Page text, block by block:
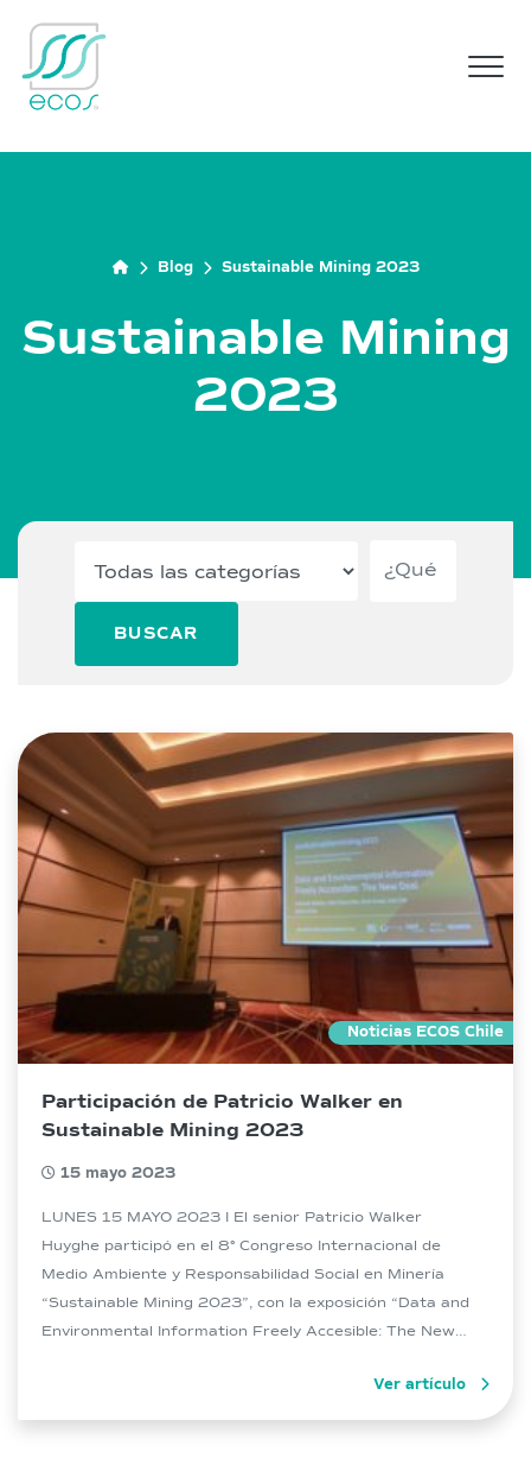
Blog Sustainable Mining 2023
Sustainable Mining
2023
BUSCAR
Noticias ECOS Chile
Participación de Patricio Walker en
Sustainable Mining 2023
15 mayo 2023
LUNES 15 MAYO 2023 I El senior Patricio Walker
Huyghe participó en el 8° Congreso Internacional de
Medio Ambiente y Responsabilidad Social en Minería
“Sustainable Mining 2023”, con la exposición “Data and
Environmental Information Freely Accesible: The New
Universidad Católica de Chile y Magíster en Ciencias de la
Ingeniería […]
Ver artículo